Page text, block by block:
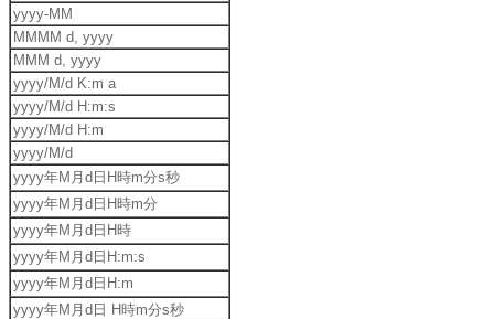
yyyy-MM
MMMM d, yyyy
MMM d, yyyy
yyyy/M/d K:m a
yyyy/M/d H:m:s
yyyy/M/d H:m
yyyy/M/d
yyyy年M月d日H時m分s秒
yyyy年M月d日H時m分
yyyy年M月d日H時
yyyy年M月d日H:m:s
yyyy年M月d日H:m
yyyy年M月d日 H時m分s秒